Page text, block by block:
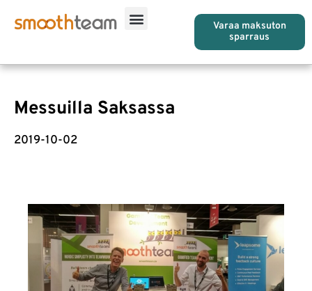
Varaa maksuton
sparraus
Messuilla Saksassa
2019-10-02